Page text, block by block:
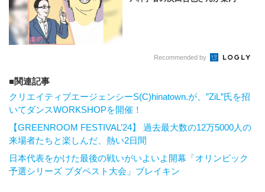
Recommended by
関連記事
クリエイティブエージェンシーS(C)hinatown.が、”ZiL”氏を招
いてダンスWORKSHOPを開催！
【GREENROOM FESTIVAL’24】 過去最大数の12万5000人の
来場者たちと楽しんだ、熱い2日間
日本代表をかけた最後の戦いがいよいよ開幕「オリンピック
予選シリーズ ブダペスト大会」ブレイキン